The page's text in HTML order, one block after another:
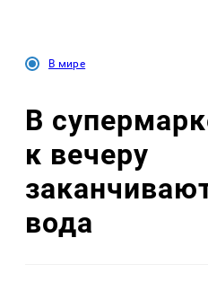
В мире
В
к вечеру
вода